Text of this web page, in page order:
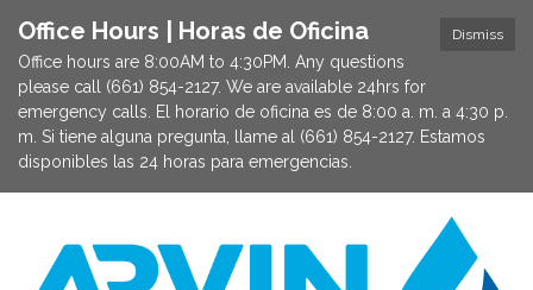
Dismiss
Office Hours | Horas de Oficina
Office hours are 8:00AM to 4:30PM. Any questions
please call (661) 854-2127. We are available 24hrs for
emergency calls. El horario de oficina es de 8:00 a. m. a 4:30 p.
m. Si tiene alguna pregunta, llame al (661) 854-2127. Estamos
disponibles las 24 horas para emergencias.